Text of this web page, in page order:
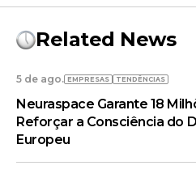
Related News
5 de ago. EMPRESAS TENDÊNCIAS
Neuraspace Garante 18
Reforçar a Consciência do
Europeu